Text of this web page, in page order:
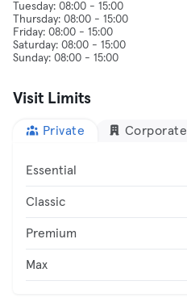
Tuesday: 08:00 - 15:00
Thursday: 08:00 - 15:00
Friday: 08:00 - 15:00
Saturday: 08:00 - 15:00
Visit Limits
Private Corporate
Essential
Classic
Premium
Max